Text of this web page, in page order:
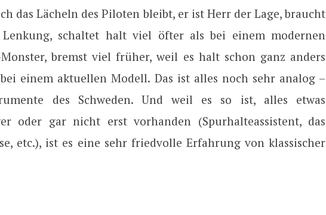
das Lächeln des Piloten bleibt, er ist Herr der Lage, braucht
schaltet halt viel öfter als bei einem modernen
bremst viel früher, weil es halt schon ganz anders
einem aktuellen Modell. Das ist alles noch sehr analog –
des Schweden. Und weil es so ist, alles etwas
oder gar nicht erst vorhanden (Spurhalteassistent, das
etc.), ist es eine sehr friedvolle Erfahrung von klassischer